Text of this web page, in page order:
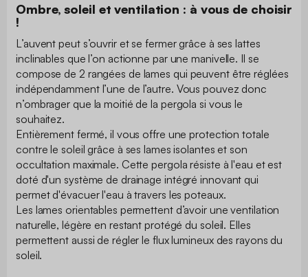
Ombre, soleil et ventilation : à vous de choisir
!
L’auvent peut s’ouvrir et se fermer grâce à ses lattes
inclinables que l’on actionne par une manivelle. Il se
compose de 2 rangées de lames qui peuvent être réglées
indépendamment l’une de l’autre. Vous pouvez donc
n’ombrager que la moitié de la pergola si vous le
souhaitez.
Entièrement fermé, il vous offre une protection totale
contre le soleil grâce à ses lames isolantes et son
occultation maximale. Cette pergola résiste à l'eau et est
doté d'un système de drainage intégré innovant qui
permet d'évacuer l'eau à travers les poteaux.
Les lames orientables permettent d’avoir une ventilation
naturelle, légère en restant protégé du soleil. Elles
permettent aussi de régler le flux lumineux des rayons du
soleil.